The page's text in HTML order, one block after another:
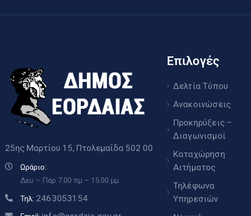
25ης Μαρτίου 15, Πτολεμαΐδα 502 00
Ωράριο:
Δευ – Παρ 7.00 πμ – 15.00 μμ
Τηλ: 2463053154
Επιλογές
Δελτία Τύπου
Ανακοινώσεις
Προκηρύξεις –
Διαγωνισμοί
Καταχώρηση
Αιτήματος
Τηλέφωνα
Υπηρεσιών